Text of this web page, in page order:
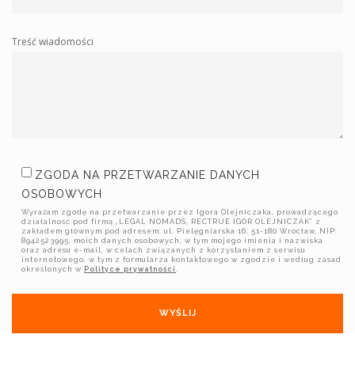
Treść wiadomości
ZGODA NA PRZETWARZANIE DANYCH
OSOBOWYCH
Wyrażam zgodę na przetwarzanie przez Igora Olejniczaka, prowadzącego
działalność pod firmą „LEGAL NOMADS, RECTRUE IGOR OLEJNICZAK” z
zakładem głównym pod adresem: ul. Pielęgniarska 16, 51-180 Wrocław, NIP:
8942523995, moich danych osobowych, w tym mojego imienia i nazwiska
oraz adresu e-mail, w celach związanych z korzystaniem z serwisu
internetowego, w tym z formularza kontaktowego w zgodzie i według zasad
określonych w Polityce prywatności .